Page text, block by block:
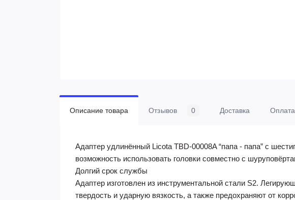
Описание товара Отзывов 0 Доставка Оплата
Адаптер удлинённый Licota TBD-00008A “папа - папа” с
возможность использовать головки совместно с
Долгий срок службы
Адаптер изготовлен из инструментальной стали S2.
твердость и ударную вязкость, а также предохраняют от